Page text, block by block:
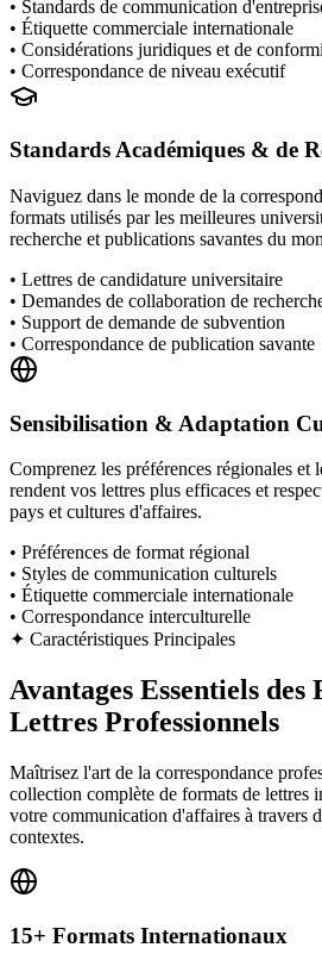
• Standards de communication
• Étiquette commerciale internationale
• Considérations juridiques et de
• Correspondance de niveau exécutif
Standards Académiques & de
Naviguez dans le monde de la
formats utilisés par les meilleures
recherche et publications savantes du
• Lettres de candidature universitaire
• Demandes de collaboration de
• Support de demande de subvention
• Correspondance de publication savante
Sensibilisation & Adaptation
Comprenez les préférences régionales et
rendent vos lettres plus efficaces et
pays et cultures d'affaires.
• Préférences de format régional
• Styles de communication culturels
• Étiquette commerciale internationale
• Correspondance interculturelle
✦ Caractéristiques Principales
Avantages Essentiels des
Lettres Professionnels
Maîtrisez l'art de la correspondance
collection complète de formats de lettres
votre communication d'affaires à travers
contextes.
15+ Formats Internationaux